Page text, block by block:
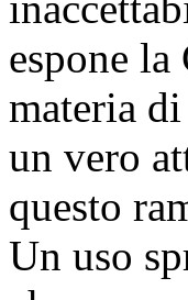
espone
materia
un vero
questo
Un uso